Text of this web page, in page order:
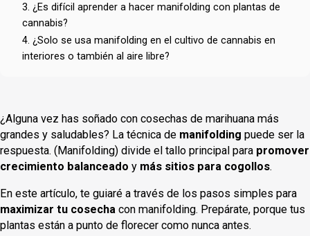
3. ¿Es difícil aprender a hacer manifolding con plantas de
cannabis?
4. ¿Solo se usa manifolding en el cultivo de cannabis en
interiores o también al aire libre?
¿Alguna vez has soñado con cosechas de marihuana más
grandes y saludables? La técnica de manifolding puede ser la
respuesta. (Manifolding) divide el tallo principal para promover
crecimiento balanceado y más sitios para cogollos.
En este artículo, te guiaré a través de los pasos simples para
maximizar tu cosecha con manifolding. Prepárate, porque tus
plantas están a punto de florecer como nunca antes.